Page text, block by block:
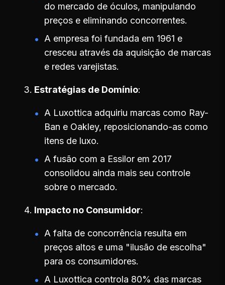
do mercado de óculos, manipulando
preços e eliminando concorrentes.
A empresa foi fundada em 1961 e
cresceu através da aquisição de marcas
e redes varejistas.
Estratégias de Domínio
A Luxottica adquiriu marcas como Ray-
Ban e Oakley, reposicionando-as como
itens de luxo.
A fusão com a Essilor em 2017
consolidou ainda mais seu controle
sobre o mercado.
Impacto no Consumidor
A falta de concorrência resulta em
preços altos e uma "ilusão de escolha"
para os consumidores.
A Luxottica controla 80% das marcas